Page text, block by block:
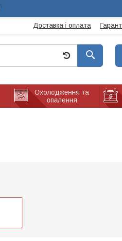
Доставка і оплата
Охолодження та
опалення